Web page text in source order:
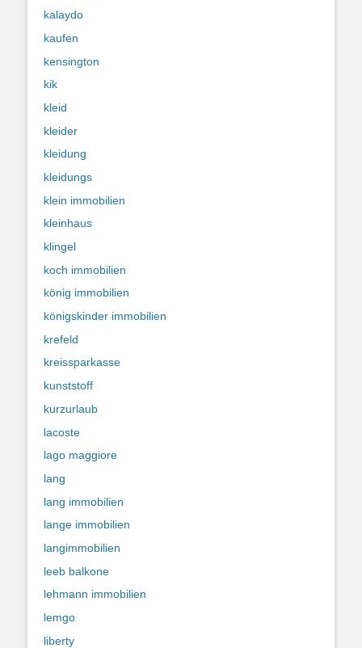
kalaydo
kaufen
kensington
kik
kleid
kleider
kleidung
kleidungs
klein immobilien
kleinhaus
klingel
koch immobilien
könig immobilien
königskinder immobilien
krefeld
kreissparkasse
kunststoff
kurzurlaub
lacoste
lago maggiore
lang
lang immobilien
lange immobilien
langimmobilien
leeb balkone
lehmann immobilien
lemgo
liberty